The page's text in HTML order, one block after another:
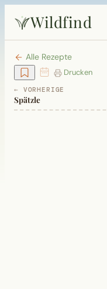
Wildfind
Startseite
Pflanzen
Alle Rezepte
Drucken
← VORHERIGE
Spätzle